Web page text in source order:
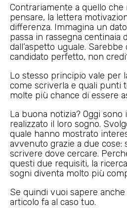
Contrariamente a quello
pensare, la lettera
differenza. Immagina un
passa in rassegna centinaia
dall’aspetto uguale.
candidato perfetto, non
Lo stesso principio vale per
come scriverla e quali punti
molte più chance di essere
La buona notizia? Oggi
realizzato il loro sogno.
quale hanno mostrato
avvenuto grazie a due cose:
scrivere dove cercare.
questi due requisiti, la
sogni diventa molto più
Se quindi vuoi sapere
articolo fa al caso tuo.